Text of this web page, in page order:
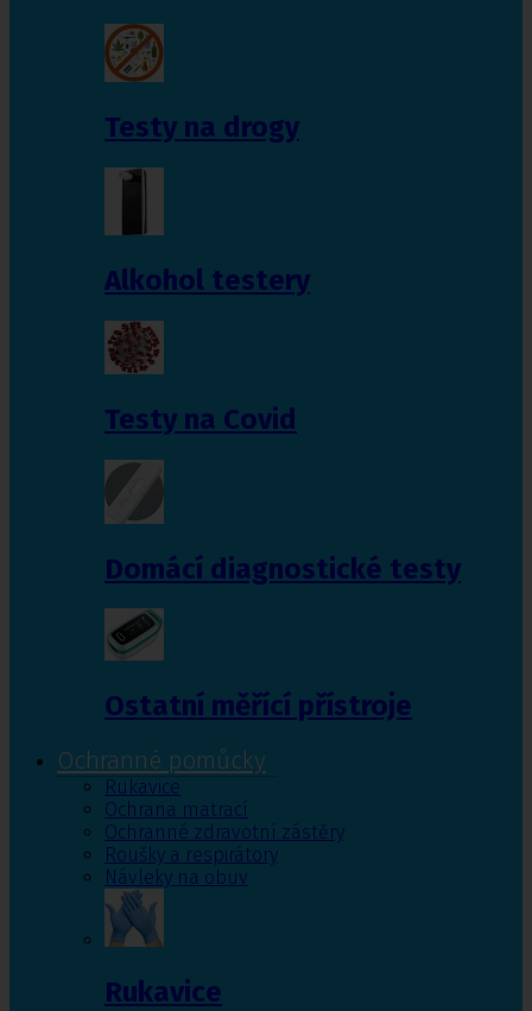
Testy na drogy
Alkohol testery
Testy na Covid
Domácí diagnostické testy
Ostatní měřící přístroje
Ochranné pomůcky
Rukavice
Ochrana matrací
Ochranné zdravotní zástěry
Roušky a respirátory
Návleky na obuv
Rukavice